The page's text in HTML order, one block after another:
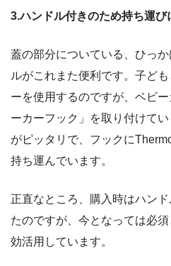
3.ハンドル付きのため持ち運び
蓋の部分についている、ひっ
ルがこれまた便利です。子ど
ーを使用するのですが、ベビ
ーカーフック」を取り付けて
がピッタリで、フックに
持ち運んでいます。
正直なところ、購入時はハン
たのですが、今となっては必
効活用しています。